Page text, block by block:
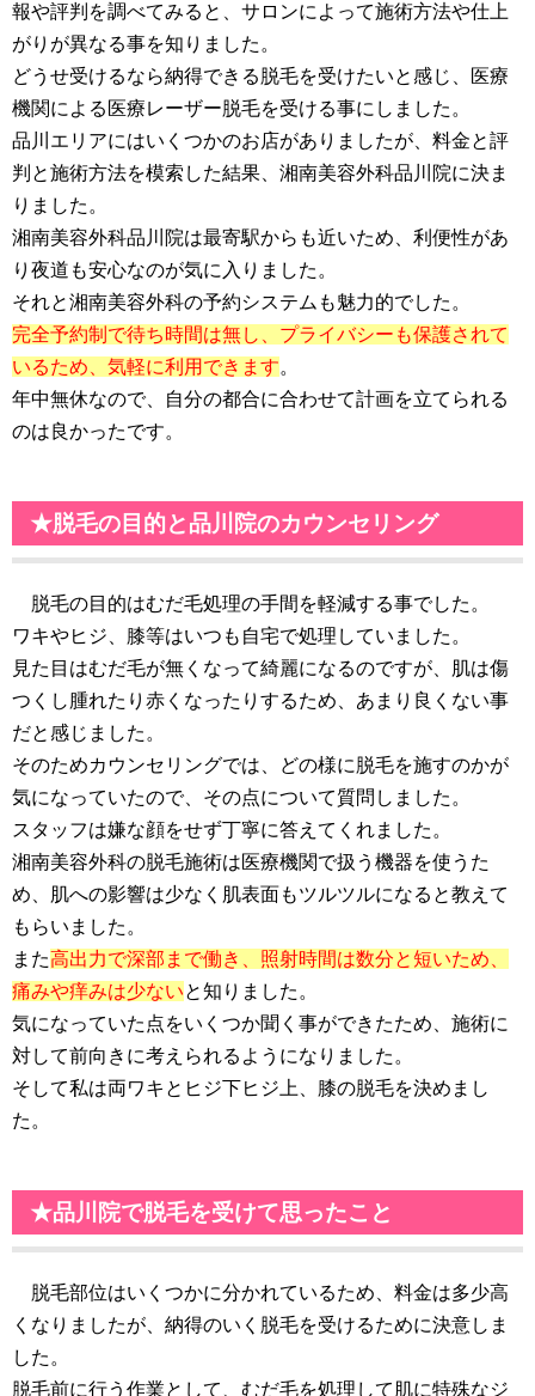
報や評判を調べてみると、サロンによって施術方法や仕上
がりが異なる事を知りました。
どうせ受けるなら納得できる脱毛を受けたいと感じ、医療
機関による医療レーザー脱毛を受ける事にしました。
品川エリアにはいくつかのお店がありましたが、料金と評
判と施術方法を模索した結果、湘南美容外科品川院に決ま
りました。
湘南美容外科品川院は最寄駅からも近いため、利便性があ
り夜道も安心なのが気に入りました。
それと湘南美容外科の予約システムも魅力的でした。
完全予約制で待ち時間は無し、プライバシーも保護されて
いるため、気軽に利用できます。
年中無休なので、自分の都合に合わせて計画を立てられる
のは良かったです。
★脱毛の目的と品川院のカウンセリング
脱毛の目的はむだ毛処理の手間を軽減する事でした。
ワキやヒジ、膝等はいつも自宅で処理していました。
見た目はむだ毛が無くなって綺麗になるのですが、肌は傷
つくし腫れたり赤くなったりするため、あまり良くない事
だと感じました。
そのためカウンセリングでは、どの様に脱毛を施すのかが
気になっていたので、その点について質問しました。
スタッフは嫌な顔をせず丁寧に答えてくれました。
湘南美容外科の脱毛施術は医療機関で扱う機器を使うた
め、肌への影響は少なく肌表面もツルツルになると教えて
もらいました。
また高出力で深部まで働き、照射時間は数分と短いため、
痛みや痒みは少ないと知りました。
気になっていた点をいくつか聞く事ができたため、施術に
対して前向きに考えられるようになりました。
そして私は両ワキとヒジ下ヒジ上、膝の脱毛を決めまし
た。
★品川院で脱毛を受けて思ったこと
脱毛部位はいくつかに分かれているため、料金は多少高
くなりましたが、納得のいく脱毛を受けるために決意しま
した。
脱毛前に行う作業として、むだ毛を処理して肌に特殊なジ